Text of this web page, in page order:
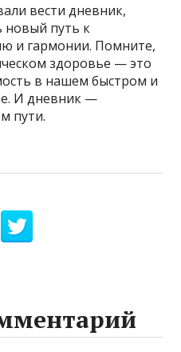
вести дневник,
новый путь к
и гармонии. Помните,
здоровье — это
в нашем быстром и
И дневник —
пути.